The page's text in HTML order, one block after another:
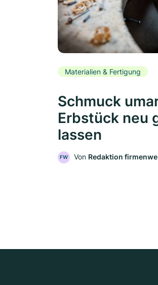
Materialien & Fertigung
Schmuck
Erbstück neu
lassen
FW Von Redaktion